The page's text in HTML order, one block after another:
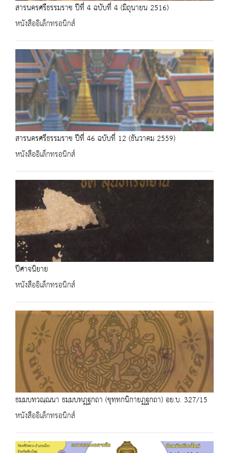
สารนครศรีธรรมราช ปีที่ 4 ฉบับที่ 4 (มิถุนายน 2516)
หนังสืออิเล็กทรอนิกส์
สารนครศรีธรรมราช ปีที่ 46 ฉบับที่ 12 (ธันวาคม 2559)
หนังสืออิเล็กทรอนิกส์
ปีศาจนิยาย
หนังสืออิเล็กทรอนิกส์
ธมฺมบทวณฺณนา ธมฺมบทฏฺฐกถา (ขุทฺทกนิกายฏฺฐกถา) อย.บ. 327/15
หนังสืออิเล็กทรอนิกส์